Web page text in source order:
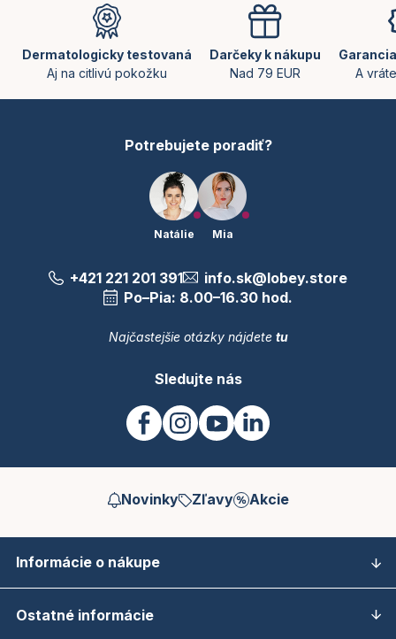
Dermatologicky testovaná
Aj na citlivú pokožku
Darčeky k nákupu
Nad 79 EUR
A
Potrebujete poradiť?
Natálie Mia
+421 221 201 391
info.sk@lobey.store
Po–Pia: 8.00–16.30 hod.
Najčastejšie otázky nájdete tu
Sledujte nás
Novinky Zľavy Akcie
Informácie o nákupe
Ostatné informácie